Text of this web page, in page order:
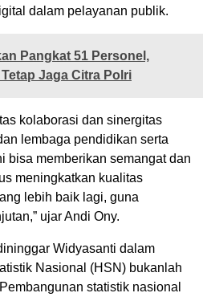
dalam pelayanan publik.
Pangkat 51 Personel,
Jaga Citra Polri
kolaborasi dan sinergitas
lembaga pendidikan serta
bisa memberikan semangat dan
meningkatkan kualitas
lebih baik lagi, guna
ujar Andi Ony.
Widyasanti dalam
Nasional (HSN) bukanlah
statistik nasional